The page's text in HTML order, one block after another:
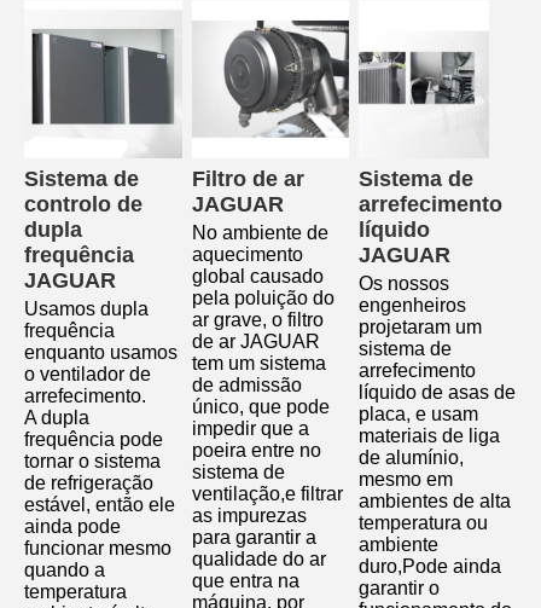
Sistema de
controlo de
dupla
frequência
JAGUAR
Usamos dupla
frequência
enquanto usamos
o ventilador de
arrefecimento.
A dupla
frequência pode
tornar o sistema
de refrigeração
estável, então ele
ainda pode
funcionar mesmo
quando a
temperatura
Filtro de ar
JAGUAR
No ambiente de
aquecimento
global causado
pela poluição do
ar grave, o filtro
de ar JAGUAR
tem um sistema
de admissão
único, que pode
impedir que a
poeira entre no
sistema de
ventilação,e filtrar
as impurezas
para garantir a
qualidade do ar
que entra na
máquina, por
Sistema de
arrefecimento
líquido
JAGUAR
Os nossos
engenheiros
projetaram um
sistema de
arrefecimento
líquido de asas de
placa, e usam
materiais de liga
de alumínio,
mesmo em
ambientes de alta
temperatura ou
ambiente
duro,Pode ainda
garantir o